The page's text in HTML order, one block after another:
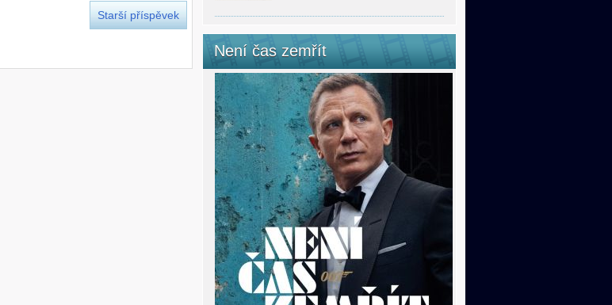
Starší příspěvek
Není čas zemřít